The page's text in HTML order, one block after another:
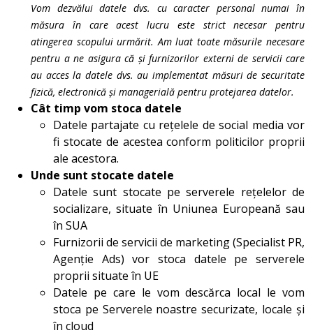
Vom dezvălui datele dvs. cu caracter personal numai în
măsura în care acest lucru este strict necesar pentru
atingerea scopului urmărit. Am luat toate măsurile necesare
pentru a ne asigura că și furnizorilor externi de servicii care
au acces la datele dvs. au implementat măsuri de securitate
fizică, electronică și managerială pentru protejarea datelor.
Cât timp vom stoca datele
Datele partajate cu rețelele de social media vor
fi stocate de acestea conform politicilor proprii
ale acestora.
Unde sunt stocate datele
Datele sunt stocate pe serverele rețelelor de
socializare, situate în Uniunea Europeană sau
în SUA
Furnizorii de servicii de marketing (Specialist PR,
Agenție Ads) vor stoca datele pe serverele
proprii situate în UE
Datele pe care le vom descărca local le vom
stoca pe Serverele noastre securizate, locale și
în cloud